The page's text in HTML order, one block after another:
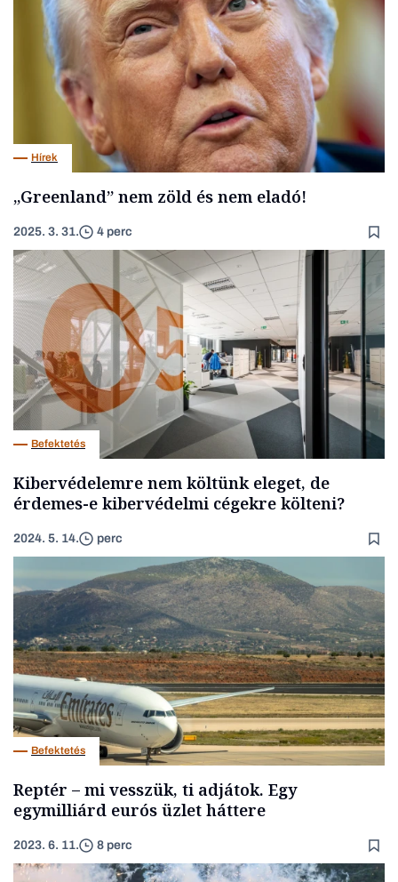
Hírek
„Greenland” nem zöld és nem eladó!
2025. 3. 31. 4 perc
Befektetés
Kibervédelemre nem költünk eleget, de
érdemes-e kibervédelmi cégekre költeni?
2024. 5. 14. perc
Befektetés
Reptér – mi vesszük, ti adjátok. Egy
egymilliárd eurós üzlet háttere
2023. 6. 11. 8 perc